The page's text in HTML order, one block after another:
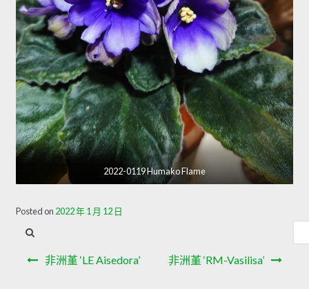
2022-0119 Humako Flame
Posted on 2022 年 1 月 12 日
文
非洲堇 ‘LE Aisedora’ 非洲堇 ‘RM-Vasilisa’
容